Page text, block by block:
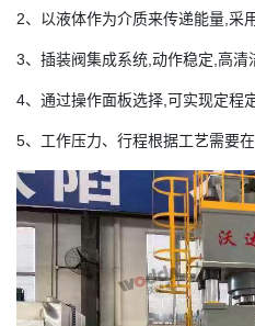
2、以液体作为介质来传递能量,采
3、插装阀集成系统,动作稳定,高清
4、通过操作面板选择,可实现定程
5、工作压力、行程根据工艺需要